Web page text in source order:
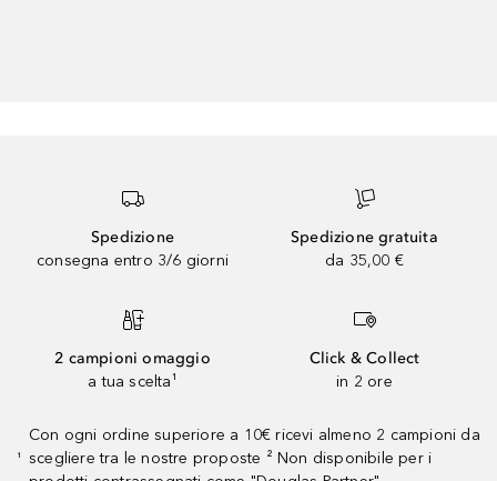
Spedizione
consegna entro 3/6 giorni
Spedizione gratuita
da 35,00 €
2 campioni omaggio
a tua scelta¹
Click & Collect
in 2 ore
¹
Con ogni ordine superiore a 10€ ricevi almeno 2 campioni da
scegliere tra le nostre proposte ² Non disponibile per i